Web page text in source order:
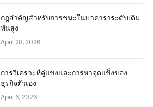
กฎสำคัญสำหรับการชนะในบาคาร่าระดับเดิม
พันสูง
April 28, 2026
การวิเคราะห์คู่แข่งและการหาจุดแข็งของ
ธุรกิจตัวเอง
April 6, 2026